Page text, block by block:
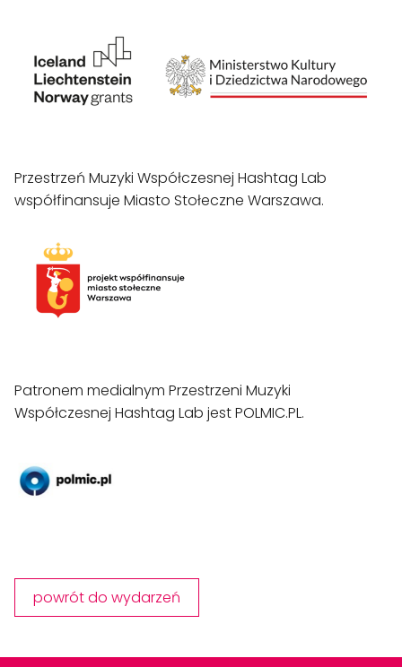
Przestrzeń Muzyki Współczesnej Hashtag Lab
współfinansuje Miasto Stołeczne Warszawa.
Patronem medialnym Przestrzeni Muzyki
Współczesnej Hashtag Lab jest POLMIC.PL.
powrót do wydarzeń